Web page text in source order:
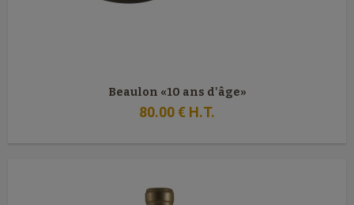
Beaulon «10 ans d'âge»
80.00€ H.T.